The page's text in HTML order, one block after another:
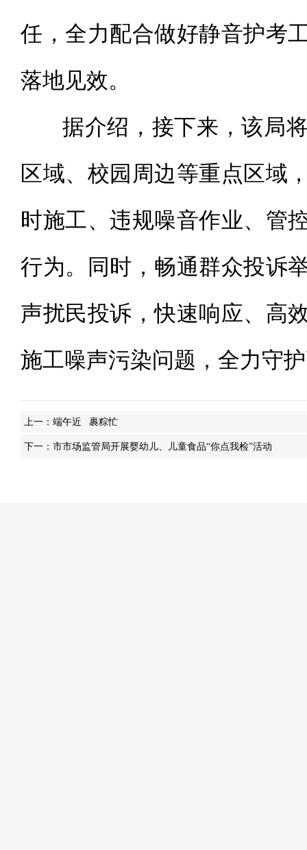
任，全力配合做好静音护考
落地见效。
据介绍，接下来，该局将
区域、校园周边等重点区域
时施工、违规噪音作业、管
行为。同时，畅通群众投诉
声扰民投诉，快速响应、高
施工噪声污染问题，全力守
上一： 端午近 裹粽忙
下一： 市市场监管局开展婴幼儿、儿童食品“你点我检”活动